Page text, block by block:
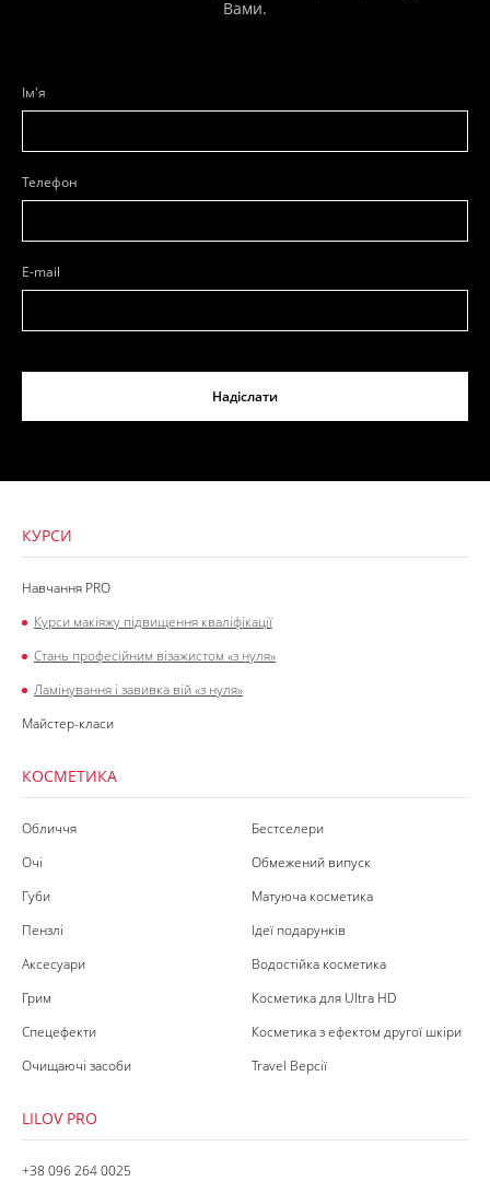
Вами.
Ім'я
Телефон
E-mail
Надіслати
КУРСИ
Навчання PRO
Курси макіяжу підвищення кваліфікації
Стань професійним візажистом «з нуля»
Ламінування і завивка вій «з нуля»
Майстер-класи
КОСМЕТИКА
Обличчя
Очі
Губи
Пензлі
Аксесуари
Грим
Спецефекти
Очищаючі засоби
Бестселери
Обмежений випуск
Матуюча косметика
Ідеї подарунків
Водостійка косметика
Косметика для Ultra HD
Косметика з ефектом другої шкіри
Travel Версії
LILOV PRO
+38 096 264 0025